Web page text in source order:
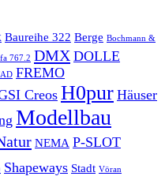
Baureihe 322 Berge Bochmann &
767.2 DMX DOLLE
FREMO
Creos H0pur Häuser
Modellbau
NEMA P-SLOT
Shapeways Stadt Vöran